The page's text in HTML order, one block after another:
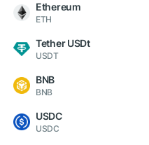
Ethereum
ETH
Tether USDt
USDT
BNB
BNB
USDC
USDC